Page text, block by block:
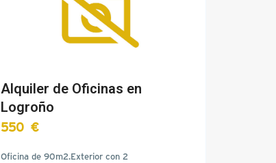
Alquiler de Oficinas en
Logroño
550 €
Oficina de 90m2.Exterior con 2